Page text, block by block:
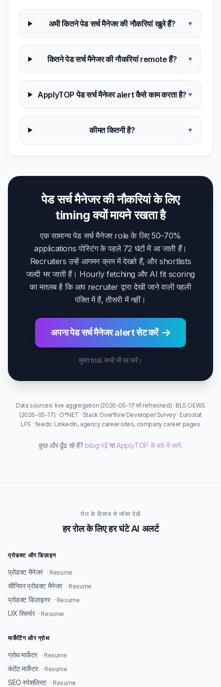
अभी कितने पेड सर्च मैनेजर की नौकरियां खुले हैं? ▾
कितने पेड सर्च मैनेजर की नौकरियां remote हैं? ▾
ApplyTOP पेड सर्च मैनेजर alert कैसे काम करता है? ▾
कीमत कितनी है? ▾
पेड सर्च मैनेजर की नौकरियां के लिए
timing क्यों मायने रखता है
एक सामान्य पेड सर्च मैनेजर role के लिए 50-70%
applications पोस्टिंग के पहले 72 घंटों में आ जाती हैं।
Recruiters उन्हें आगमन क्रम में देखते हैं, और shortlists
जल्दी भर जाती हैं। Hourly fetching और AI fit scoring
का मतलब है कि आप recruiter द्वारा देखी जाने वाली पहली
पंक्ति में हैं, तीसरी में नहीं।
अपना पेड सर्च मैनेजर alert सेट करें
मुफ्त trial. कभी भी रद्द करें।
Data sources: live aggregation (2026-05-17 को refreshed) · BLS OEWS
(2026-05-17) · O*NET · Stack Overflow Developer Survey · Eurostat
LFS · feeds: LinkedIn, agency career sites, company career pages
कुछ और ढूँढ रहे हैं?blog पढ़ेंयाApplyTOP के बारे में जानें.
रोल के हिसाब से जॉब्स देखें
हर रोल के लिए हर घंटे AI अलर्ट
प्रोडक्ट और डिज़ाइन
प्रोडक्ट मैनेजर · Resume
सीनियर प्रोडक्ट मैनेजर · Resume
प्रोडक्ट डिज़ाइनर · Resume
UX रिसर्चर · Resume
मार्केटिंग और ग्रोथ
ग्रोथ मार्केटर · Resume
कंटेंट मार्केटर · Resume
SEO स्पेशलिस्ट · Resume